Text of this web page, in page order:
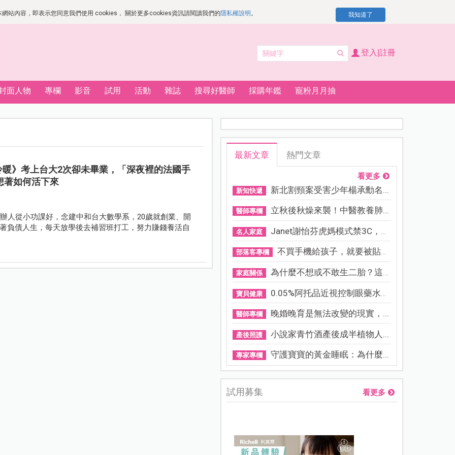
站內容，即表示您同意我們使用 cookies， 關於更多cookies資訊請閱讀我們的隱私權說明 。 我知道了
登入|註冊
面人物 專欄 影音 試用 活動 雜誌 搜尋好醫師 採購年鑑 寵粉月月抽
》考上台大2次卻未畢業，「深夜裡的法國手
著如何活下來
人從小功課好，念建中和台大數學系，20歲就創業、開
負債人生，每天放學後去補習班打工，努力賺錢養活自
最新文章 熱門文章
看更多
新知快遞 新北割頸案受害少年楊承勳名...
醫師專欄 立秋後秋燥來襲！中醫教養肺...
名人家庭 Janet謝怡芬虎媽模式禁3C，看...
部落客專欄 不買手機給孩子，就要被貼「...
家庭關係 為什麼不想或不敢生二胎？這8...
寶貝健康 0.05%阿托品近視控制眼藥水納...
醫師專欄 晚婚晚育是無法改變的現實，...
產後照護 小說家青竹酒產後成半植物人...
專家專欄 守護寶寶的黃金睡眠：為什麼...
試用募集 看更多